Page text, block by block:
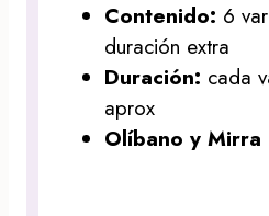
Contenido: 6
duración extra
Duración: cada
aprox
Olíbano y Mirra